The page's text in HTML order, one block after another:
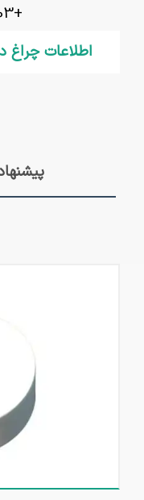
+989122988103
اطلاعات چراغ